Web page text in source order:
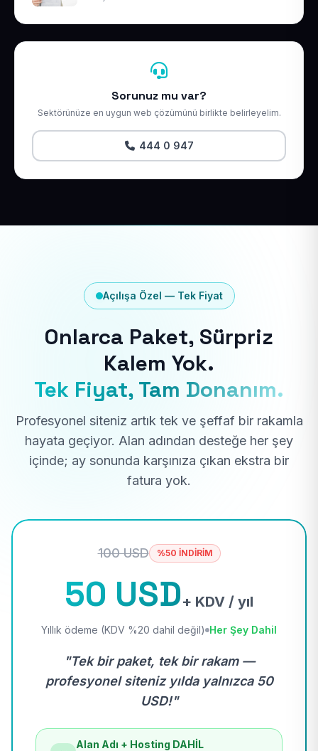
Sorunuz mu var?
Sektörünüze en uygun web çözümünü birlikte belirleyelim.
444 0 947
Açılışa Özel — Tek Fiyat
Onlarca Paket, Sürpriz
Kalem Yok.
Tek Fiyat, Tam Donanım.
Profesyonel siteniz artık tek ve şeffaf bir rakamla
hayata geçiyor. Alan adından desteğe her şey
içinde; ay sonunda karşınıza çıkan ekstra bir
fatura yok.
100 USD %50 İNDİRİM
50 USD+ KDV / yıl
Yıllık ödeme (KDV %20 dahil değil) Her Şey Dahil
"Tek bir paket, tek bir rakam —
profesyonel siteniz yılda yalnızca 50
USD!"
Alan Adı + Hosting DAHİL